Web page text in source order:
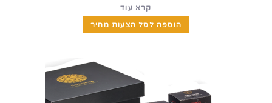
הוספה לסל הצעות מחיר